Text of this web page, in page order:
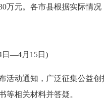
万元。各市县根据实际情况
日—4月15日)
活动通知，广泛征集公益
等相关材料并答疑。